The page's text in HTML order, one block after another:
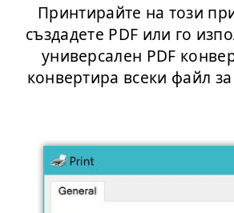
Принтирайте на този
създадете PDF или го
универсален PDF
конвертира всеки файл